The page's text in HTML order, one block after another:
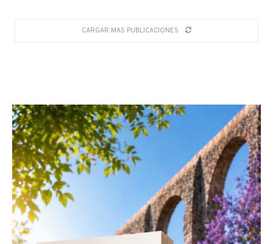
CARGAR MAS PUBLICACIONES